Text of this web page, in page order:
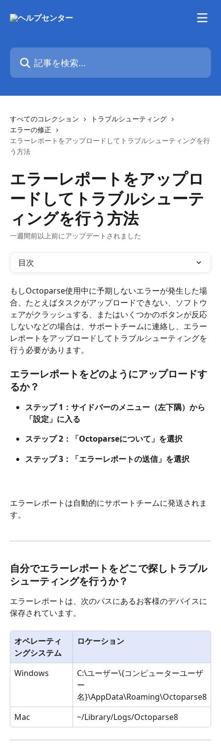
記事を検索...
すべてのコレクション
トラブルシューティング
エラーの修正
エラーレポートをアップロードしてトラブルシューティングを行
う方法
エラーレポートをアップロ
ードしてトラブルシューテ
ィングを行う方法
一週間前以上前にアップデートされました
目次
もしOctoparse使用中に予期しないエラーが発生した場
合、たとえばタスクがアップロードできない、ソフトウ
ェアがクラッシュする、またはいくつかのボタンが反応
しないなどの場合は、サポートチームに連絡し、エラー
レポートをアップロードしてトラブルシューティングを
行う必要があります。
エラーレポートをどのようにアップロードす
るか？
ステップ 1：サイドバーのメニュー（左下隅）から
「設定」に入る
ステップ 2：「Octoparseについて」を選択
ステップ 3：「エラーレポートの送信」を選択
エラーレポートは自動的にサポートチームに発送されま
す。
自分でエラーレポートをどこで探しトラブル
シューティングを行うか？
エラーレポートは、次のパスにあるお客様のデバイスに
保存されています。
オペレーティ
ングシステム
ロケーション
Windows
C:\ユーザー\{コンピューターユーザ
ー
名}\AppData\Roaming\Octoparse8
Mac
~/Library/Logs/Octoparse8